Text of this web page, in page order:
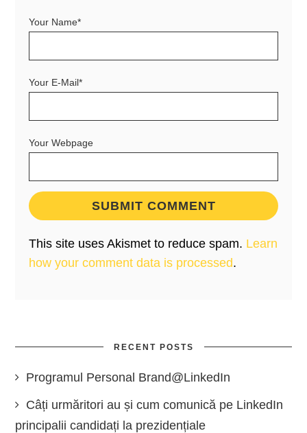
Your Name*
Your E-Mail*
Your Webpage
This site uses Akismet to reduce spam. Learn
how your comment data is processed.
RECENT POSTS
Programul Personal Brand@LinkedIn
Câți urmăritori au și cum comunică pe LinkedIn
principalii candidați la prezidențiale